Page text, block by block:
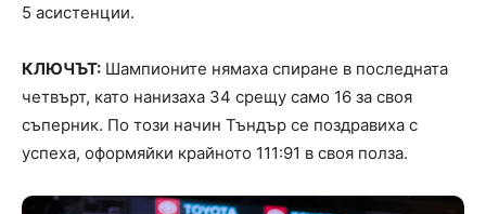
5 асистенции.
КЛЮЧЪТ: Шампионите нямаха спиране в последната
четвърт, като нанизаха 34 срещу само 16 за своя
съперник. По този начин Тъндър се поздравиха с
успеха, оформяйки крайното 111:91 в своя полза.